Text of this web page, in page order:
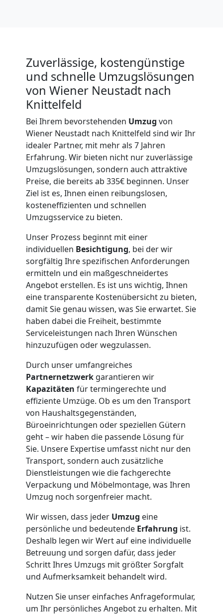
Zuverlässige, kostengünstige
und schnelle Umzugslösungen
von Wiener Neustadt nach
Knittelfeld
Bei Ihrem bevorstehenden Umzug von
Wiener Neustadt nach Knittelfeld sind wir Ihr
idealer Partner, mit mehr als 7 Jahren
Erfahrung. Wir bieten nicht nur zuverlässige
Umzugslösungen, sondern auch attraktive
Preise, die bereits ab 335€ beginnen. Unser
Ziel ist es, Ihnen einen reibungslosen,
kosteneffizienten und schnellen
Umzugsservice zu bieten.
Unser Prozess beginnt mit einer
individuellen Besichtigung, bei der wir
sorgfältig Ihre spezifischen Anforderungen
ermitteln und ein maßgeschneidertes
Angebot erstellen. Es ist uns wichtig, Ihnen
eine transparente Kostenübersicht zu bieten,
damit Sie genau wissen, was Sie erwartet. Sie
haben dabei die Freiheit, bestimmte
Serviceleistungen nach Ihren Wünschen
hinzuzufügen oder wegzulassen.
Durch unser umfangreiches
Partnernetzwerk garantieren wir
Kapazitäten für termingerechte und
effiziente Umzüge. Ob es um den Transport
von Haushaltsgegenständen,
Büroeinrichtungen oder speziellen Gütern
geht – wir haben die passende Lösung für
Sie. Unsere Expertise umfasst nicht nur den
Transport, sondern auch zusätzliche
Dienstleistungen wie die fachgerechte
Verpackung und Möbelmontage, was Ihren
Umzug noch sorgenfreier macht.
Wir wissen, dass jeder Umzug eine
persönliche und bedeutende Erfahrung ist.
Deshalb legen wir Wert auf eine individuelle
Betreuung und sorgen dafür, dass jeder
Schritt Ihres Umzugs mit größter Sorgfalt
und Aufmerksamkeit behandelt wird.
Nutzen Sie unser einfaches Anfrageformular,
um Ihr persönliches Angebot zu erhalten. Mit